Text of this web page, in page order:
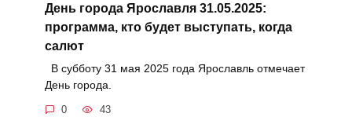
День города Ярославля 31.05.2025:
программа, кто будет выступать, когда
салют
В субботу 31 мая 2025 года Ярославль отмечает
День города.
0 43